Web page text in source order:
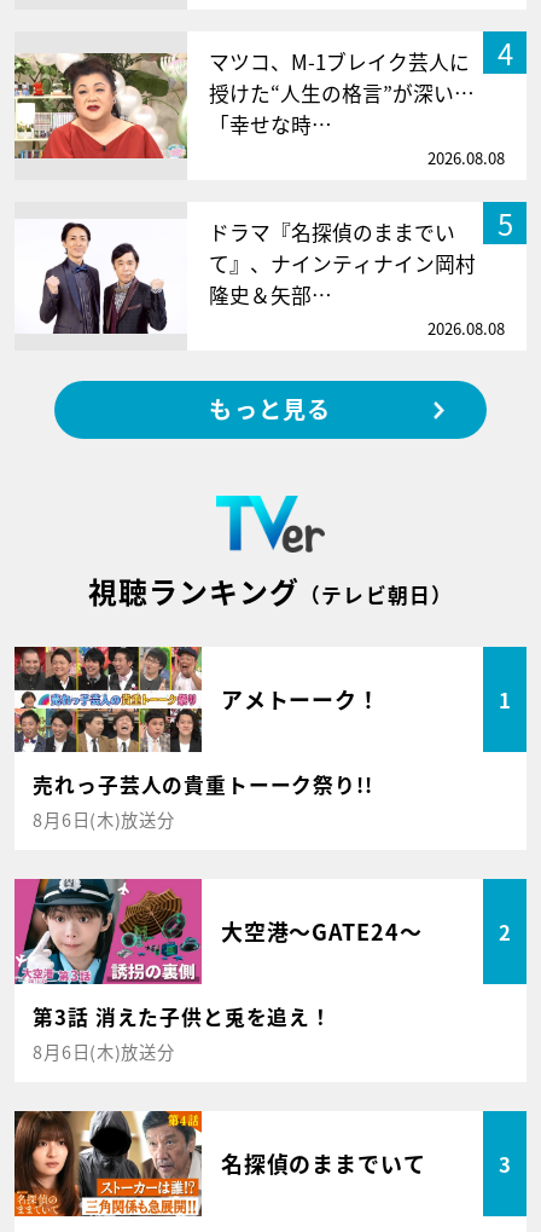
4
マツコ、M-1ブレイク芸人に
授けた“人生の格言”が深い…
「幸せな時…
2026.08.08
5
ドラマ『名探偵のままでい
て』、ナインティナイン岡村
隆史＆矢部…
2026.08.08
もっと見る
視聴ランキング （テレビ朝日）
アメトーーク！ 1
売れっ子芸人の貴重トーーク祭り!!
8月6日(木)放送分
大空港～GATE24～ 2
第3話 消えた子供と兎を追え！
8月6日(木)放送分
名探偵のままでいて 3